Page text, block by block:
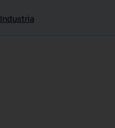
Industria